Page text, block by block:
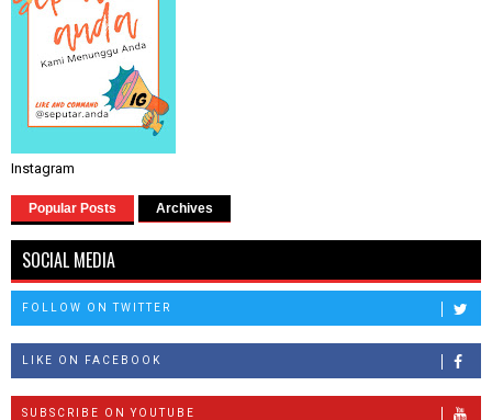
Instagram
Popular Posts Archives
SOCIAL MEDIA
FOLLOW ON TWITTER
LIKE ON FACEBOOK
SUBSCRIBE ON YOUTUBE